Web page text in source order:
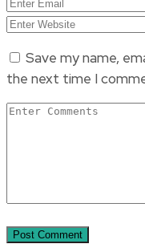
Save my name,
the next time I